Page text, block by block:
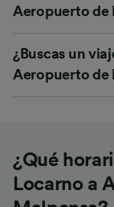
Aeropuerto de
¿Buscas un
Aeropuerto de
¿Qué
Locarno a